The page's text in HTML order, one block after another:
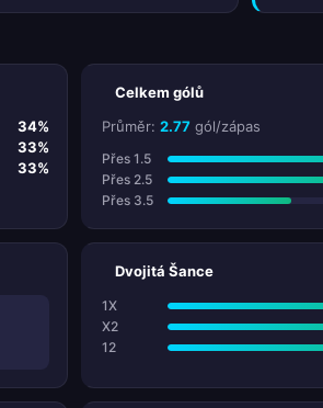
34%
33%
33%
Celkem gólů
Průměr: 2.77 gól/zápas
Přes 1.5
Přes 2.5
Přes 3.5
Dvojitá Šance
1X
X2
12